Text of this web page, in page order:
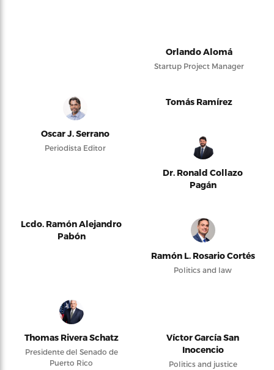
Orlando Alomá
Startup Project Manager
Oscar J. Serrano
Periodista Editor
Tomás Ramírez
Dr. Ronald Collazo
Pagán
Lcdo. Ramón Alejandro
Pabón
Ramón L. Rosario Cortés
Politics and law
Thomas Rivera Schatz
Presidente del Senado de
Puerto Rico
Víctor García San
Inocencio
Politics and justice